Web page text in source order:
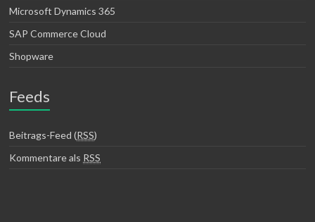
Microsoft Dynamics 365
SAP Commerce Cloud
Shopware
Feeds
Beitrags-Feed (RSS)
Kommentare als RSS